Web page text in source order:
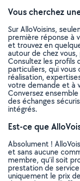
Vous cherchez
Sur AlloVoisins,
première réponse à
et trouvez en
autour de chez
Consultez les profils
particuliers, qui
réalisation,
votre demande et à
Conversez
des échanges
intégrés.
Est-ce que
Absolument !
et sans aucune
membre, qu’il soit
prestation de
uniquement le prix